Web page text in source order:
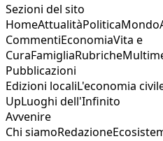
Sezioni del sito
HomeAttualitàPoliticaMondo
CommentiEconomiaVita e
CuraFamigliaRubriche
Pubblicazioni
Edizioni localiL'economia
UpLuoghi dell'Infinito
Avvenire
Chi siamoRedazione